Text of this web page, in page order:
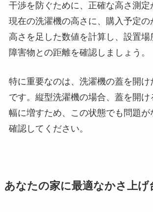
干渉を防ぐために、正確な高さ測定
現在の洗濯機の高さに、購入予定の
高さを足した数値を計算し、設置場
障害物との距離を確認しましょう。
特に重要なのは、洗濯機の蓋を開け
です。縦型洗濯機の場合、蓋を開け
幅に増すため、この状態でも問題が
確認してください。
あなたの家に最適なかさ上げ